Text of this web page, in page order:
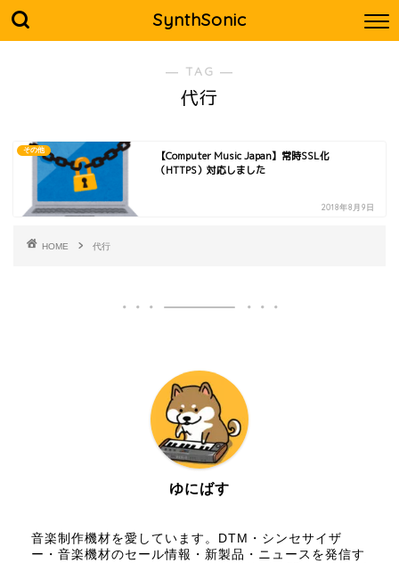
SynthSonic
― TAG ―
代行
その他
【Computer Music Japan】常時SSL化
（HTTPS）対応しました
2018年8月9日
HOME 代行
ゆにばす
音楽制作機材を愛しています。DTM・シンセサイザ
ー・音楽機材のセール情報・新製品・ニュースを発信す